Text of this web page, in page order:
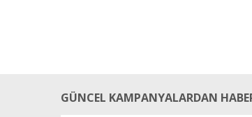
GÜNCEL KAMPANYALARDAN